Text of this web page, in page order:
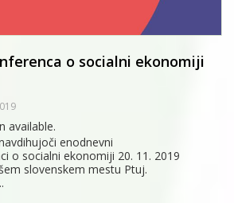
o socialni ekonomiji
available.
enodnevni
o socialni ekonomiji 20. 11. 2019
slovenskem mestu Ptuj.